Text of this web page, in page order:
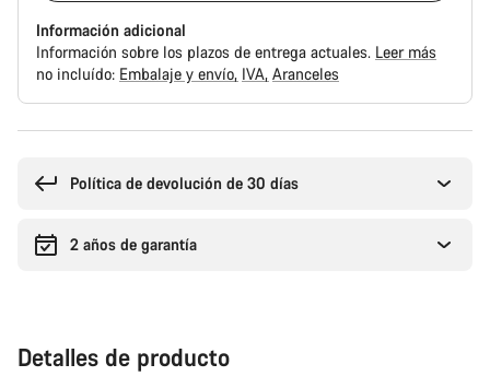
Información adicional
Información sobre los plazos de entrega actuales. Leer más
no incluído: Embalaje y envío IVA Aranceles
compra
Política de devolución de 30 días
2 años de garantía
Detalles de producto